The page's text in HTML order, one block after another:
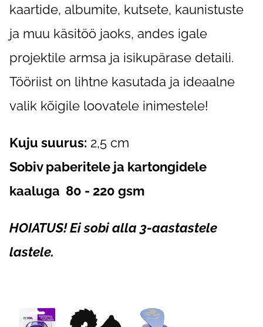
kaartide, albumite, kutsete, kaunistuste
ja muu käsitöö jaoks, andes igale
projektile armsa ja isikupärase detaili.
Tööriist on lihtne kasutada ja ideaalne
valik kõigile loovatele inimestele!
Kuju suurus: 2,5 cm
Sobiv paberitele ja kartongidele
kaaluga 80 - 220 gsm
HOIATUS! Ei sobi alla 3-aastastele
lastele.